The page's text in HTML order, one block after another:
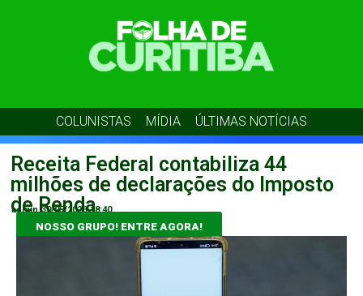
COLUNISTAS MÍDIA ÚLTIMAS NOTÍCIAS
Receita Federal contabiliza 44
milhões de declarações do Imposto
de Renda
admin 30/05/2026 18:40
NOSSO GRUPO! ENTRE AGORA!